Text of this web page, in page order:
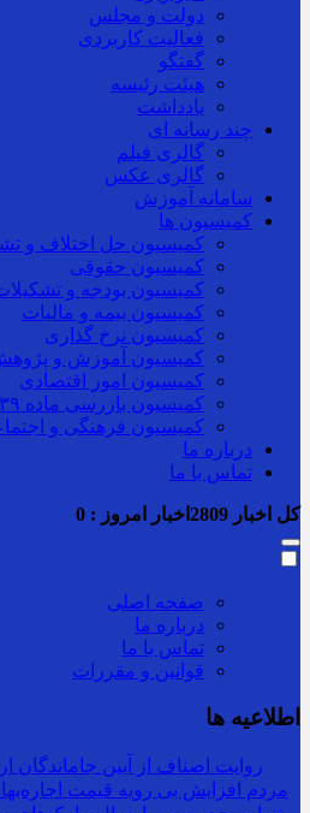
دولت و مجلس
فعالیت کاربردی
گفتگو
هیئت رئیسه
یادداشت
چند رسانه ای
گالری فیلم
گالری عکس
سامانه آموزش
کمیسیون ها
کمیسیون حل اختلاف و
کمیسیون حقوقی
کمیسیون بودجه و
کمیسیون بیمه و مالیات
کمیسیون نرخ گذاری
کمیسیون آموزش و
کمیسیون امور اقتصادی
کمیسیون بازرسی ماده ۳۹
کمیسیون فرهنگی و
درباره ما
تماس با ما
کل اخبار اخبار امروز : 0
صفحه اصلی
درباره ما
تماس با ما
قوانین و مقررات
اطلاعیه ها
روایت اصناف از آیین جاماندگان
مردم افزایش بی رویه قیمت